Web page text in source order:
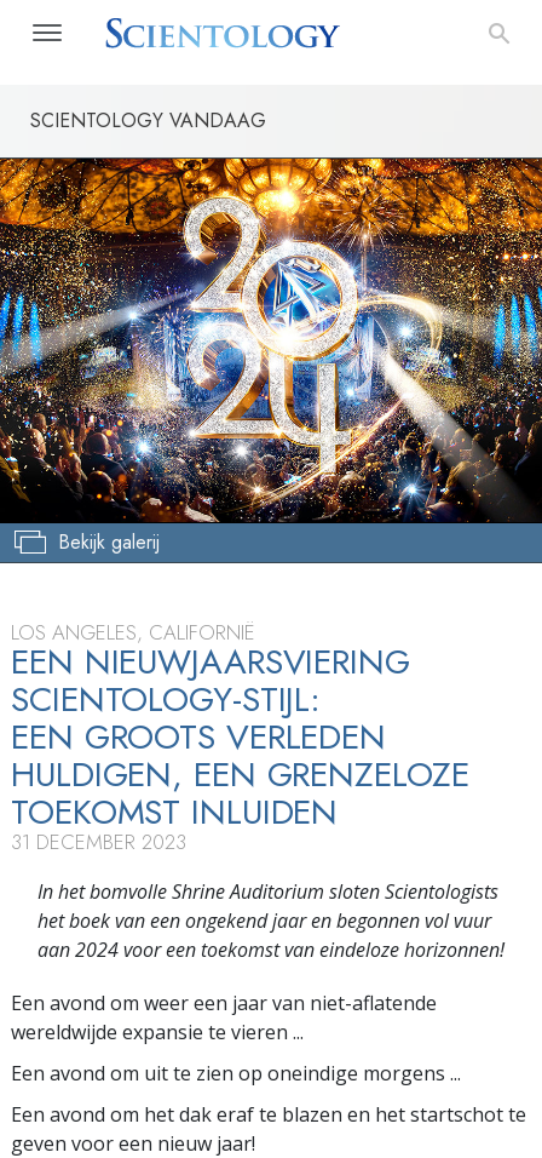
SCIENTOLOGY VANDAAG
Bekijk galerij
LOS ANGELES, CALIFORNIË
EEN NIEUWJAARSVIERING
SCIENTOLOGY-STIJL:
EEN GROOTS VERLEDEN
HULDIGEN, EEN GRENZELOZE
TOEKOMST INLUIDEN
31 DECEMBER 2023
In het bomvolle Shrine Auditorium sloten Scientologists
het boek van een ongekend jaar en begonnen vol vuur
aan 2024 voor een toekomst van eindeloze horizonnen!
Een avond om weer een jaar van niet-aflatende
wereldwijde expansie te vieren ...
Een avond om uit te zien op oneindige morgens ...
Een avond om het dak eraf te blazen en het startschot te
geven voor een nieuw jaar!